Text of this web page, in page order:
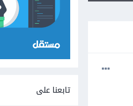
تابعنا على